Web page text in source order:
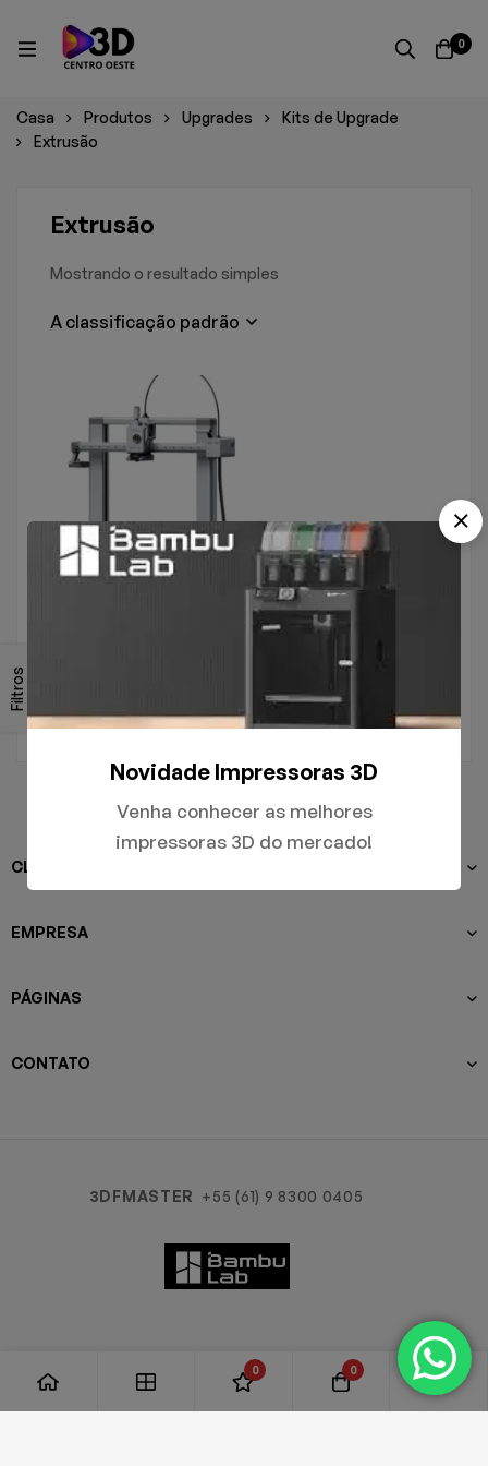
0
Casa Produtos Upgrades
Kits de Upgrade
Extrusão
Filtros
Extrusão
Mostrando o resultado simples
A classificação padrão
CLIENTES
EMPRESA
PÁGINAS
CONTATO
3DFMASTER +55 (61) 9 8300 0405
Novidade Impressoras 3D
Venha conhecer as melhores
impressoras 3D do mercado!
0 0